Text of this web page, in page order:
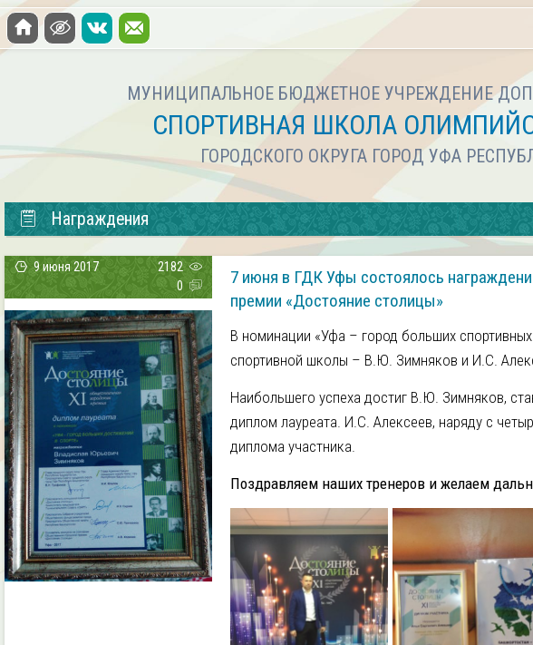
МУНИЦИПАЛЬНОЕ БЮДЖЕТНОЕ УЧРЕЖДЕНИЕ
СПОРТИВНАЯ ШКОЛА
ГОРОДСКОГО ОКРУГА ГОРОД УФА
Награждения
9 июня 2017
2182
0
7 июня в ГДК Уфы состоялось
премии «Достояние столицы»
В номинации «Уфа – город больших
спортивной школы – В.Ю. Зимняков и И.С.
Наибольшего успеха достиг В.Ю. Зимняков,
диплом лауреата. И.С. Алексеев, наряду с
диплома участника.
Поздравляем наших тренеров и желаем